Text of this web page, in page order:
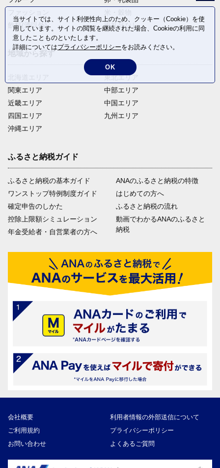
飲料(酒以外)
返礼品なし
関東エリア
近畿エリア
四国エリア
沖縄エリア
東北エリア
中部エリア
中国エリア
九州エリア
ふるさと納税ガイド
ふるさと納税の基本ガイド
ワンストップ特例制度ガイド
確定申告のしかた
控除上限額シミュレーション
年金受給者・自営業者の方へ
ANAのふるさと納税の特徴
はじめての方へ
ふるさと納税の流れ
動画でわかるANAのふるさと
納税
会社概要
利用者情報の外部送信について
ご利用規約
プライバシーポリシー
お問い合わせ
よくあるご質問
当サイトでは、サイト利便性向上のため、クッキー（Cookie）を使
用しています。サイトの閲覧を継続された場合、Cookieの利用に同
意したことものといたします。
詳細についてはプライバシーポリシーをお読みください。
OK